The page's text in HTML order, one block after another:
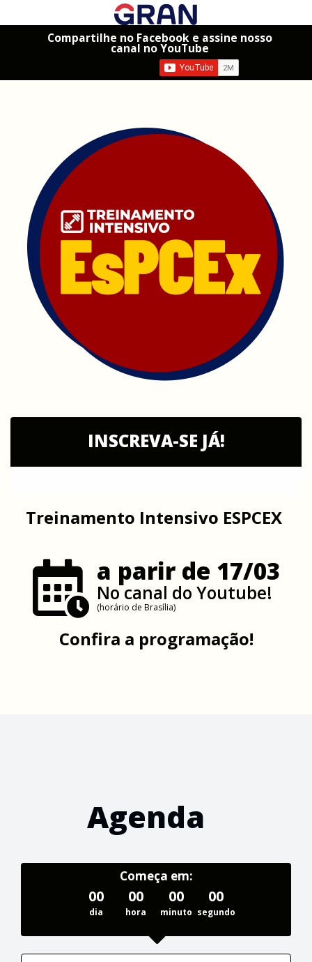
Compartilhe no Facebook e assine nosso
canal no YouTube
INSCREVA-SE JÁ!
Treinamento Intensivo ESPCEX
a parir de 17/03
No canal do Youtube!
(horário de Brasília)
Confira a programação!
Agenda
Começa em:
00
dia
00
hora
00
minuto
00
segundo